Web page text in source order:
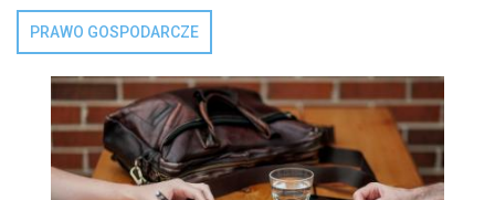
PRAWO GOSPODARCZE